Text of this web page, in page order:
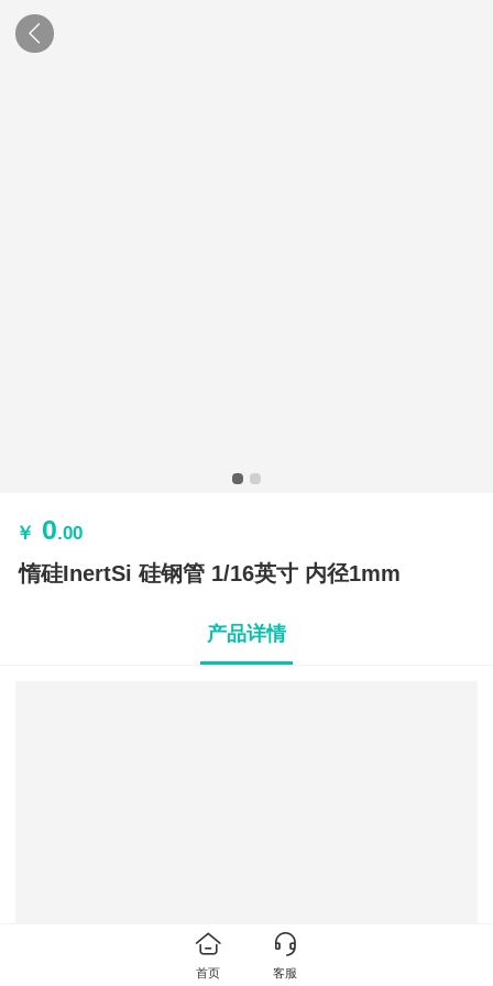
￥ 0.00
惰硅InertSi 硅钢管 1/16英寸 内径1mm
产品详情
首页 客服